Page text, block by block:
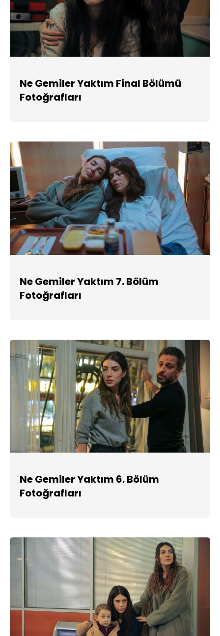
Ne Gemiler Yaktım Final Bölümü
Fotoğrafları
Ne Gemiler Yaktım 7. Bölüm
Fotoğrafları
Ne Gemiler Yaktım 6. Bölüm
Fotoğrafları